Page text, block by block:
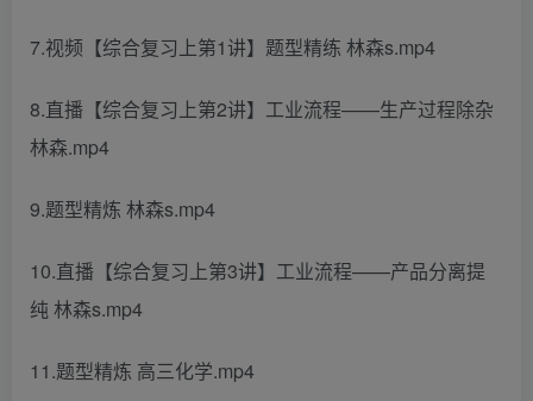
7.视频【综合复习上第1讲】题型精练 林森s.mp4
8.直播【综合复习上第2讲】工业流程——生产过程除杂
林森.mp4
9.题型精炼 林森s.mp4
10.直播【综合复习上第3讲】工业流程——产品分离提
纯 林森s.mp4
11.题型精炼 高三化学.mp4